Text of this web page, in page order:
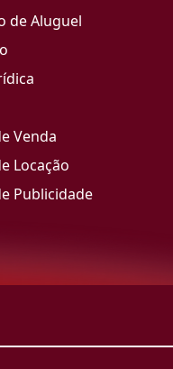
de Aluguel
Venda
Locação
Publicidade